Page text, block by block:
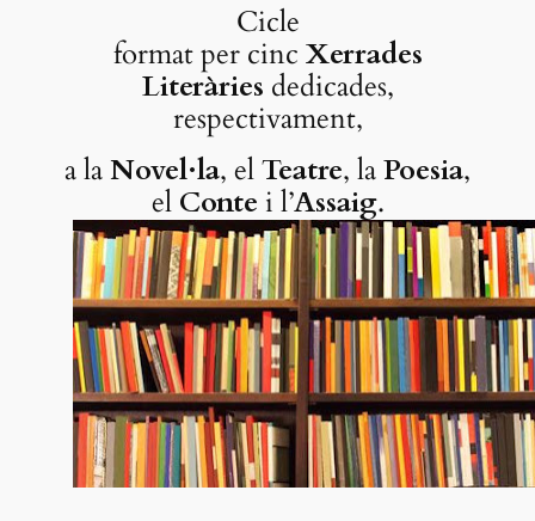
Cicle
format per cinc Xerrades
Literàries dedicades,
respectivament,
a laNovel·la, elTeatre, laPoesia,
el Conte i l’Assaig.